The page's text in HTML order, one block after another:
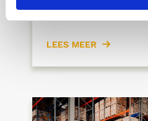
LEES MEER